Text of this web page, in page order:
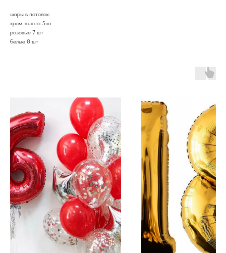
шары в потолок:
хром золото 5шт
розовые 7 шт
белые 8 шт